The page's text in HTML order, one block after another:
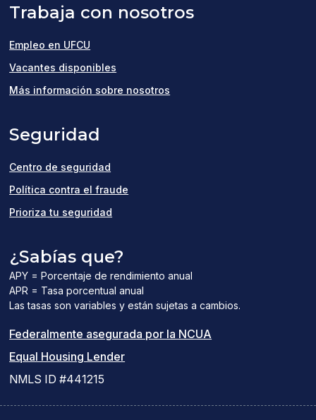
Trabaja con nosotros
Empleo en UFCU
Vacantes disponibles
in
Más información sobre nosotros
Seguridad
Centro de seguridad
Política contra el fraude
Prioriza tu seguridad
¿Sabías que?
APY = Porcentaje de rendimiento anual
APR = Tasa porcentual anual
Las tasas son variables y están sujetas a cambios.
Federalmente asegurada por la NCUA
Equal Housing Lender(el
NMLS ID #441215